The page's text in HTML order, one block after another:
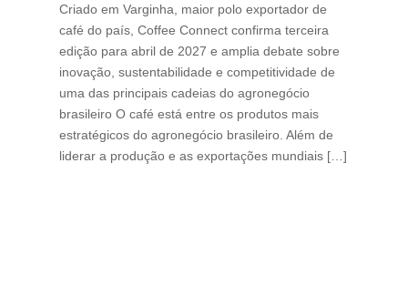
Criado em Varginha, maior polo exportador de
café do país, Coffee Connect confirma terceira
edição para abril de 2027 e amplia debate sobre
inovação, sustentabilidade e competitividade de
uma das principais cadeias do agronegócio
brasileiro O café está entre os produtos mais
estratégicos do agronegócio brasileiro. Além de
liderar a produção e as exportações mundiais […]